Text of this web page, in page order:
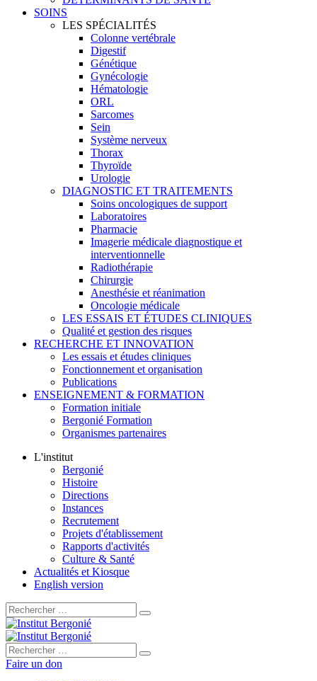
SOINS
LES SPÉCIALITÉS
Colonne vertébrale
Digestif
Génétique
Gynécologie
Hématologie
ORL
Sarcomes
Sein
Système nerveux
Thorax
Thyroïde
Urologie
DIAGNOSTIC ET TRAITEMENTS
Soins oncologiques de support
Laboratoires
Pharmacie
Imagerie médicale diagnostique et
interventionnelle
Radiothérapie
Chirurgie
Anesthésie et réanimation
Oncologie médicale
LES ESSAIS ET ÉTUDES CLINIQUES
Qualité et gestion des risques
RECHERCHE ET INNOVATION
Les essais et études cliniques
Fonctionnement et organisation
Publications
ENSEIGNEMENT & FORMATION
Formation initiale
Bergonié Formation
Organismes partenaires
L'institut
Bergonié
Histoire
Directions
Instances
Recrutement
Projets d'établissement
Rapports d'activités
Culture & Santé
Actualités et Kiosque
English version
Rechercher :
Rechercher :
Faire un don